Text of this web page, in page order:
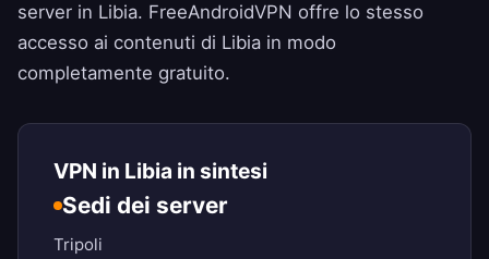
server in Libia. FreeAndroidVPN offre lo stesso
accesso ai contenuti di Libia in modo
completamente gratuito.
VPN in Libia in sintesi
Sedi dei server
Tripoli